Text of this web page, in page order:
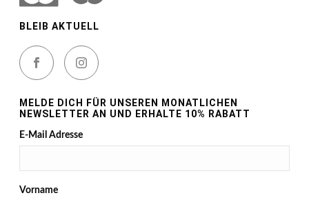
BLEIB AKTUELL
MELDE DICH FÜR UNSEREN MONATLICHEN
NEWSLETTER AN UND ERHALTE 10% RABATT
E-Mail Adresse
Vorname